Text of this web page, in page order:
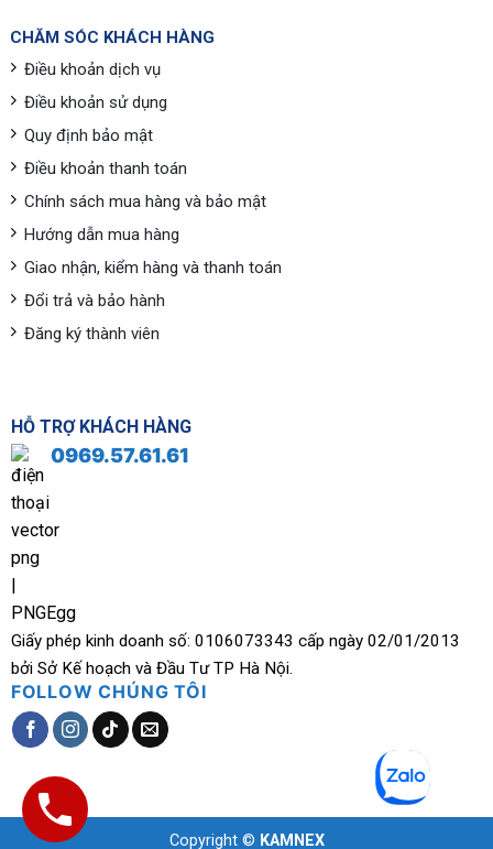
CHĂM SÓC KHÁCH HÀNG
Điều khoản dịch vụ
Điều khoản sử dụng
Quy định bảo mật
Điều khoản thanh toán
Chính sách mua hàng và bảo mật
Hướng dẫn mua hàng
Giao nhận, kiểm hàng và thanh toán
Đổi trả và bảo hành
Đăng ký thành viên
HỖ TRỢ KHÁCH HÀNG
0969.57.61.61
Giấy phép kinh doanh số: 0106073343 cấp ngày 02/01/2013
bởi Sở Kế hoạch và Đầu Tư TP Hà Nội.
FOLLOW CHÚNG TÔI
Copyright © KAMNEX